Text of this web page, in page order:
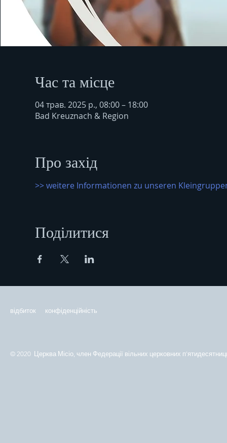
Час та місце
04 трав. 2025 р., 08:00 – 18:00
Bad Kreuznach & Region
Про захід
>> weitere Informationen zu unseren
Поділитися
відбиток конфіденційність
© 2020 Церква Місіо, член Федерації вільних церковних